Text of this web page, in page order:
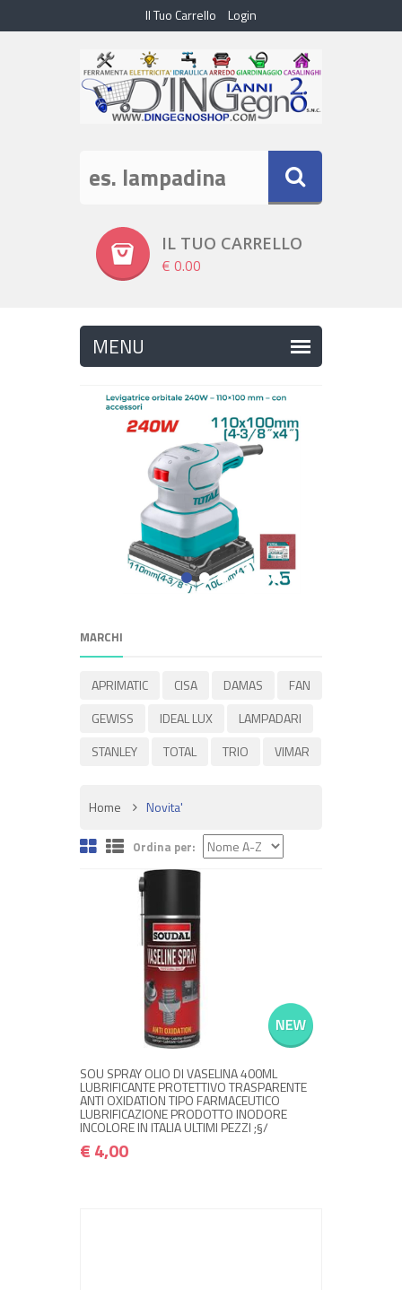
Il Tuo Carrello Login
IL TUO CARRELLO
€ 0.00
MARCHI
APRIMATIC CISA DAMAS
FAN
GEWISS
IDEAL LUX
LAMPADARI
STANLEY
TOTAL TRIO VIMAR
Home Novita'
Ordina per:
SOU SPRAY OLIO DI VASELINA 400ML
LUBRIFICANTE PROTETTIVO TRASPARENTE
ANTI OXIDATION TIPO FARMACEUTICO
LUBRIFICAZIONE PRODOTTO INODORE
INCOLORE IN ITALIA ULTIMI PEZZI ;§/
€ 4,00
NON DISPONIBILE A MAGAZZINO
Avvisami quando disponibile